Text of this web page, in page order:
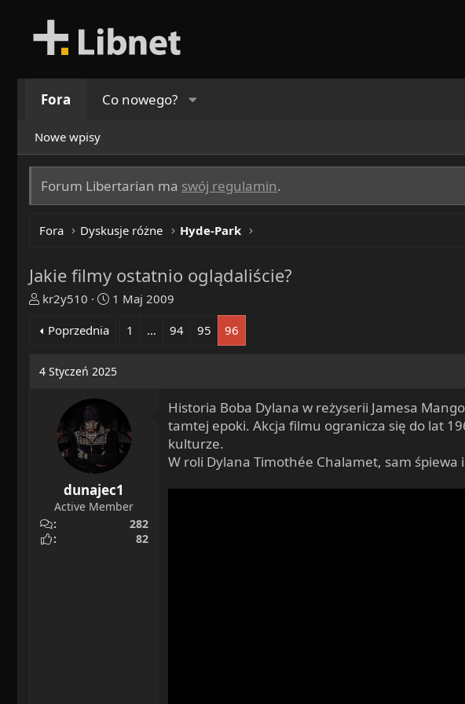
Fora Co nowego?
Nowe wpisy
Forum Libertarian ma swój regulamin.
Fora Dyskusje różne Hyde-Park
Jakie filmy ostatnio oglądaliście?
T
r
a
d
kr2y510
R
o
c
t
1 Maj 2009
Poprzednia
1 … 94 95 96
4 Styczeń 2025
dunajec1
Active Member
282
82
Historia Boba Dylana w reżyserii Jamesa
tamtej epoki. Akcja filmu ogranicza się do lat
kulturze.
W roli Dylana Timothée Chalamet, sam